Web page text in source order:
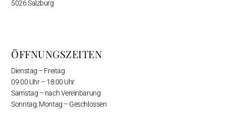
5026 Salzburg
ÖFFNUNGSZEITEN
Dienstag – Freitag
09:00 Uhr – 18:00 Uhr
Samstag – nach Vereinbarung
Sonntag, Montag – Geschlossen